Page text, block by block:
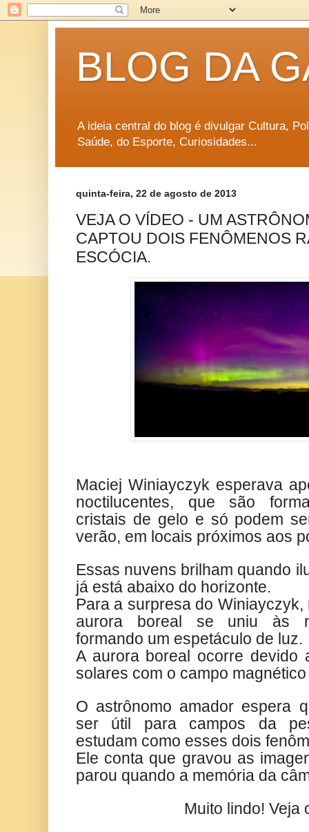
BLOG DA
A ideia central do blog é divulgar Cultura,
Saúde, do Esporte, Curiosidades...
quinta-feira, 22 de agosto de 2013
VEJA O VÍDEO - UM
CAPTOU DOIS FENÔMENOS
ESCÓCIA.
Maciej Winiayczyk esperava
noctilucentes, que são
cristais de gelo e só podem
verão, em locais próximos aos
Essas nuvens brilham quando
já está abaixo do horizonte.
Para a surpresa do
aurora boreal se uniu às
formando um espetáculo de luz.
A aurora boreal ocorre devido
solares com o campo
O astrônomo amador espera
ser útil para campos da
estudam como esses dois
Ele conta que gravou as
parou quando a memória da
Muito lindo! Veja